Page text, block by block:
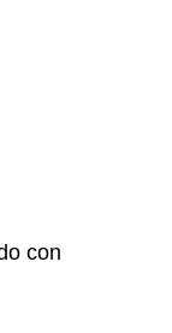
con